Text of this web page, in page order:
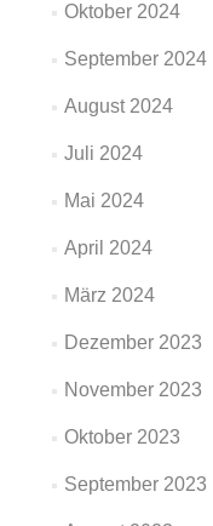
Oktober 2024
September 2024
August 2024
Juli 2024
Mai 2024
April 2024
März 2024
Dezember 2023
November 2023
Oktober 2023
September 2023